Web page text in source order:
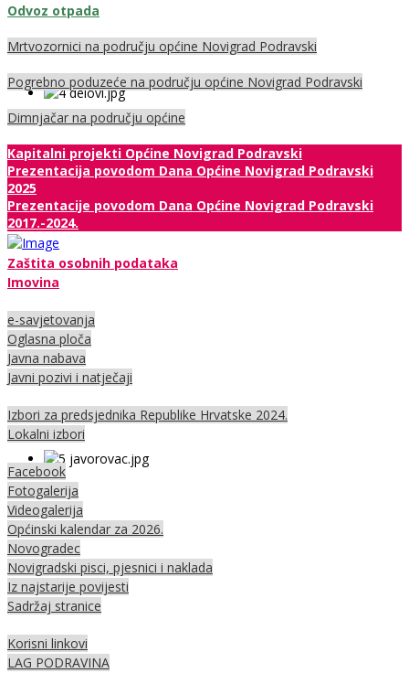
Odvoz otpada
Mrtvozornici na području općine Novigrad Podravski
Pogrebno poduzeće na području općine Novigrad Podravski
Dimnjačar na području općine
Kapitalni projekti Općine Novigrad Podravski
Prezentacija povodom Dana Općine Novigrad Podravski
2025
Prezentacije povodom Dana Općine Novigrad Podravski
2017.-2024.
Zaštita osobnih podataka
Imovina
e-savjetovanja
Oglasna ploča
Javna nabava
Javni pozivi i natječaji
Izbori za predsjednika Republike Hrvatske 2024.
Lokalni izbori
Facebook
Fotogalerija
Videogalerija
Općinski kalendar za 2026.
Novogradec
Novigradski pisci, pjesnici i naklada
Iz najstarije povijesti
Sadržaj stranice
Korisni linkovi
LAG PODRAVINA